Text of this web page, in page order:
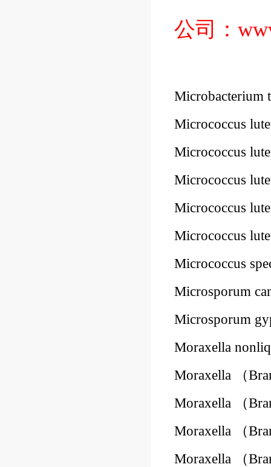
公司：
Microbacterium
Micrococcus
Micrococcus
Micrococcus
Micrococcus
Micrococcus
Micrococcus
Microsporum
Microsporum
Moraxella
Moraxella （
Moraxella （
Moraxella （
Moraxella （